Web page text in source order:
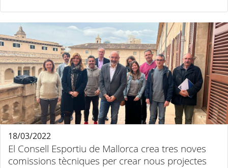
El Consell Esportiu de Mallorca crea tres noves
comissions tècniques per crear nous projectes
18/03/2022